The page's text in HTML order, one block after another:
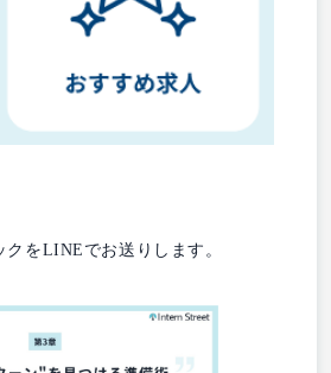
をLINEでお送りします。